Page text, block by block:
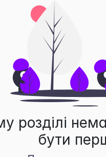
розділі
бути